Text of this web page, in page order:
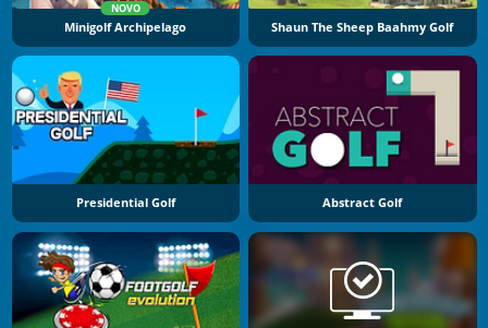
NOVO
Minigolf Archipelago Shaun The Sheep Baahmy Golf
Presidential Golf Abstract Golf